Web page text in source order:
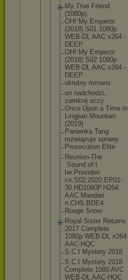
My True Friend
(1080p)
OH! My Emperor
(2018) S01 1080p
WEB-DL AAC x264 -
DEEP
OH! My Emperor
(2018) S02 1080p
WEB-DL AAC x264 -
DEEP
okrutny romans
on nadchodzi,
zamknij oczy
Once Upon a Time in
Lingjian Mountain
(2019)
Panienka Tang
rozwiązuje sprawy
Prosecution Elite
Reunion-The
.Sound.of.t
he.Providen
ce.S02.2020.EP01-
30.HD1080P.H264.
AAC.Mandari
n.CHS.BDE4
Rouge Snow
Royal Sister Returns
2017 Complete
1080p WEB-DL x264
AAC-HQC
S.C.I Mystery 2018
S.C.I Mystery 2018
Complete 1080 AVC
WEB-DL AAC-HQC